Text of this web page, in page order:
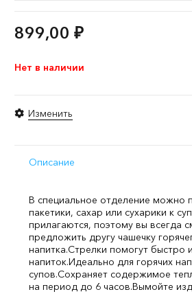
899,00 ₽
Нет в наличии
Изменить
Описание
В специальное отделение можно
пакетики, сахар или сухарики к
прилагаются, поэтому вы всегда
предложить другу чашечку
напитка.Стрелки помогут быстро
напиток.Идеально для горячих
супов.Сохраняет содержимое
на период до 6 часов.Вымойте